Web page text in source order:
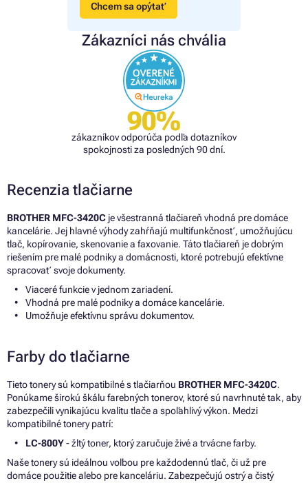
Chcem sa opýtať
Zákazníci nás chvália
90%
zákazníkov odporúča podľa dotazníkov
spokojnosti za posledných 90 dní.
Recenzia tlačiarne
BROTHER MFC-3420C je všestranná tlačiareň vhodná pre domáce
kancelárie. Jej hlavné výhody zahŕňajú multifunkčnosť, umožňujúcu
tlač, kopírovanie, skenovanie a faxovanie. Táto tlačiareň je dobrým
riešením pre malé podniky a domácnosti, ktoré potrebujú efektívne
spracovať svoje dokumenty.
Viaceré funkcie v jednom zariadení.
Vhodná pre malé podniky a domáce kancelárie.
Umožňuje efektívnu správu dokumentov.
Farby do tlačiarne
Tieto tonery sú kompatibilné s tlačiarňou BROTHER MFC-3420C.
Ponúkame širokú škálu farebných tonerov, ktoré sú navrhnuté tak, aby
zabezpečili vynikajúcu kvalitu tlače a spoľahlivý výkon. Medzi
kompatibilné tonery patrí:
LC-800Y- žltý toner, ktorý zaručuje živé a trvácne farby.
Naše tonery sú ideálnou voľbou pre každodennú tlač, či už pre
domáce použitie alebo pre kanceláriu. Zabezpečujú ostrý a čistý